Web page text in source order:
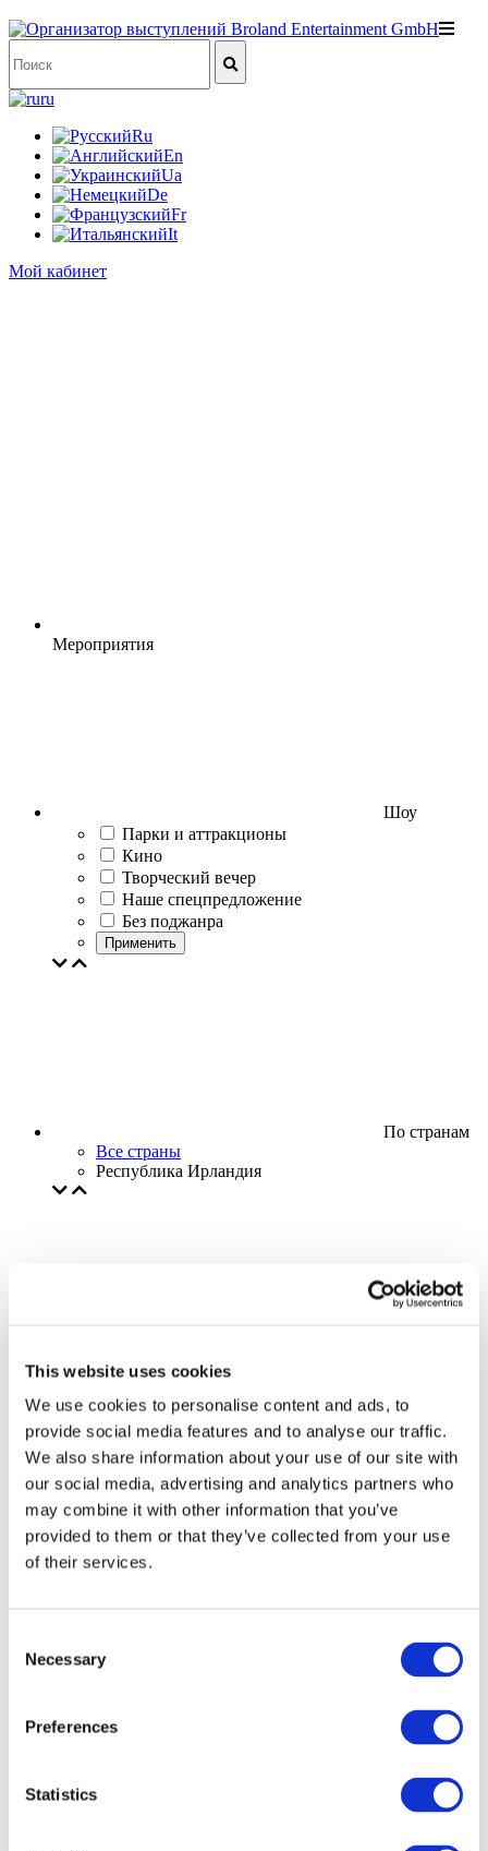
This website uses cookies
We use cookies to personalise content and ads, to
provide social media features and to analyse our traffic.
We also share information about your use of our site with
our social media, advertising and analytics partners who
may combine it with other information that you’ve
provided to them or that they’ve collected from your use
of their services.
Selection
Necessary
Preferences
Statistics
ru
Ru
En
Ua
De
Fr
It
Мой кабинет
Мероприятия
Шоу
Парки и аттракционы
Кино
Творческий вечер
Наше спецпредложение
Без поджанра
Применить
По странам
Все страны
Республика Ирландия